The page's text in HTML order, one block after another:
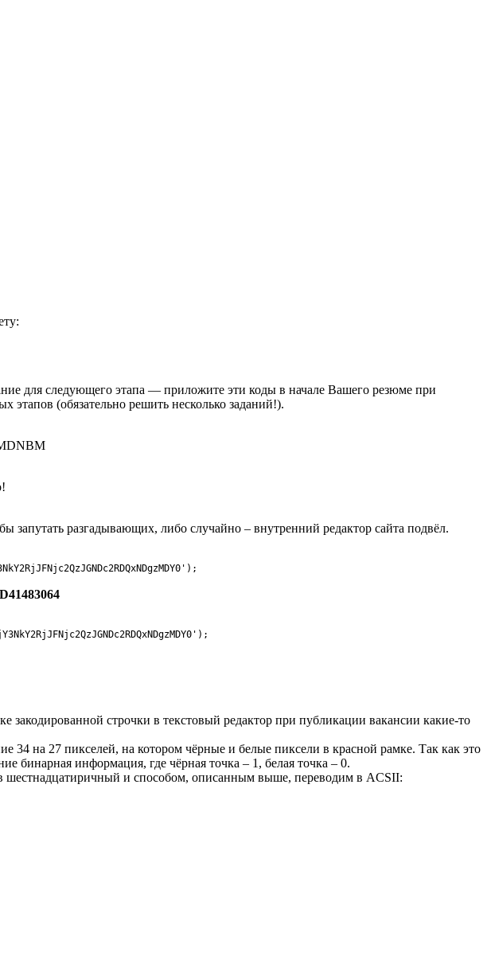
для следующего этапа — приложите эти коды в начале Вашего резюме при
(обязательно решить несколько заданий!).​
запутать разгадывающих, либо случайно – внутренний редактор сайта подвёл.
) ;
) ;
закодированной строчки в текстовый редактор при публикации вакансии какие-то
34 на 27 пикселей, на котором чёрные и белые пиксели в красной рамке. Так как это
бинарная информация, где чёрная точка – 1, белая точка – 0.
шестнадцатиричный и способом, описанным выше, переводим в ACSII: